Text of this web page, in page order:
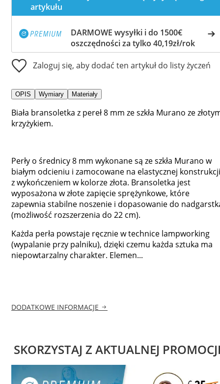
artykułu
DARMOWE wysyłki i do 1500€
oszczędności za tylko 40,19zł/rok
Zaloguj się, aby dodać ten artykuł do listy życzeń
OPIS Wymiary Materiały
Biała bransoletka z pereł 8 mm ze szkła Murano ze
krzyżykiem.
Perły o średnicy 8 mm wykonane są ze szkła Murano w
białym odcieniu i zamocowane na elastycznej konstrukcji
z wykończeniem w kolorze złota. Bransoletka jest
wyposażona w złote zapięcie sprężynkowe, które
zapewnia stabilne noszenie i dopasowanie do
(możliwość rozszerzenia do 22 cm).
Każda perła powstaje ręcznie w technice lampworking
(wypalanie przy palniku), dzięki czemu każda sztuka ma
niepowtarzalny charakter. Elemen...
DODATKOWE INFORMACJE
SKORZYSTAJ Z AKTUALNEJ